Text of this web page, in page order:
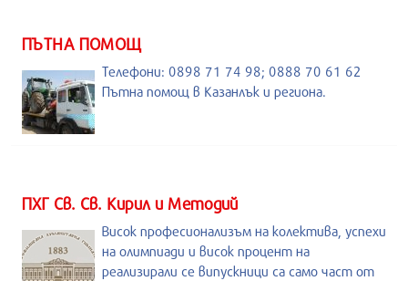
ПЪТНА ПОМОЩ
Телефони: 0898 71 74 98; 0888 70 61 62
Пътна помощ в Казанлък и региона.
ПХГ Св. Св. Кирил и Методий
Висок професионализъм на колектива, успехи
на олимпиади и висок процент на
реализирали се випускници са само част от